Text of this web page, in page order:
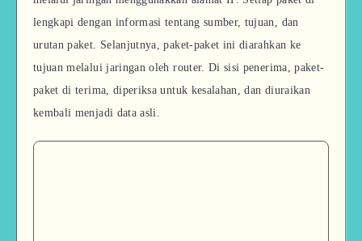
lengkapi dengan informasi tentang sumber, tujuan, dan
urutan paket. Selanjutnya, paket-paket ini diarahkan ke
tujuan melalui jaringan oleh router. Di sisi penerima, paket-
paket di terima, diperiksa untuk kesalahan, dan diuraikan
kembali menjadi data asli.